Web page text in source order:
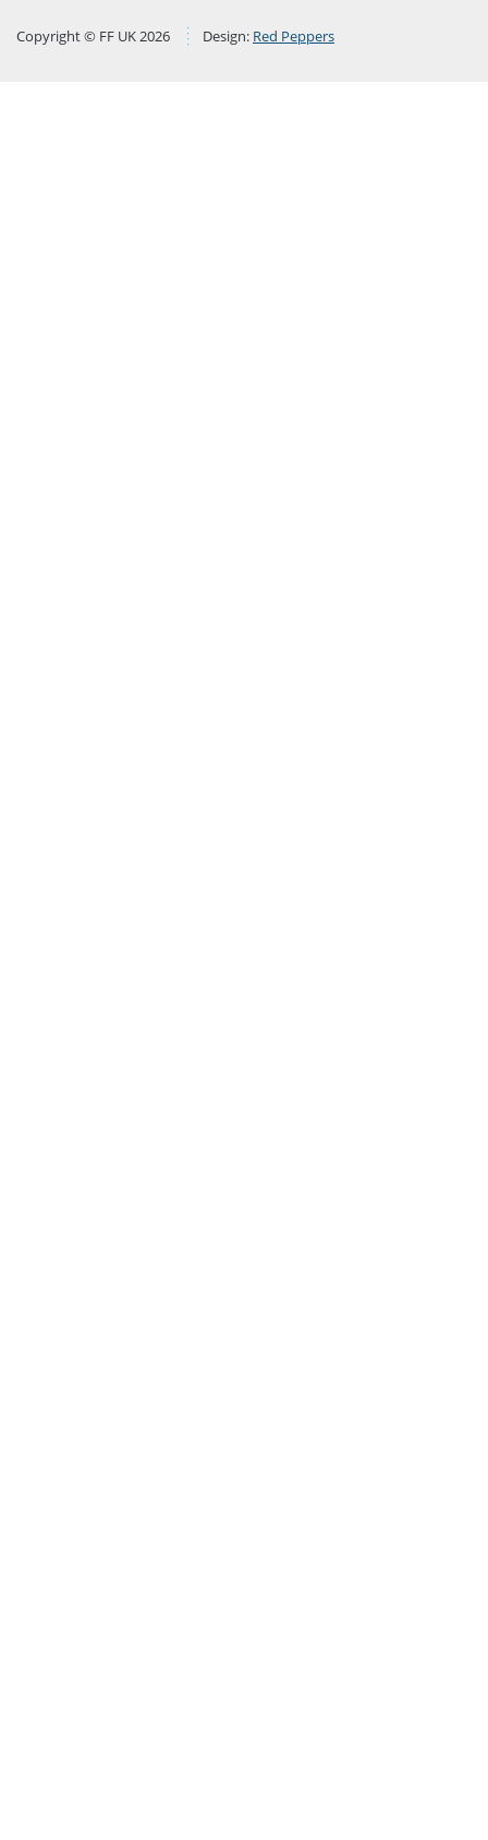
Copyright © FF UK 2026 Design: Red Peppers